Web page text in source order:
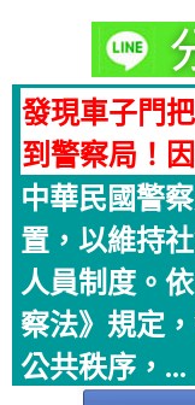
發現車子門
到警察局！
中華民國警
置，以維持
人員制度。
察法》規定
公共秩序，...